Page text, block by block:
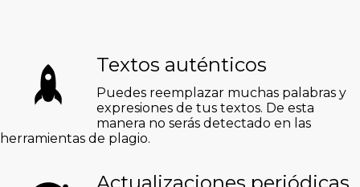
Textos auténticos
Puedes reemplazar muchas palabras y
expresiones de tus textos. De esta
manera no serás detectado en las
herramientas de plagio.